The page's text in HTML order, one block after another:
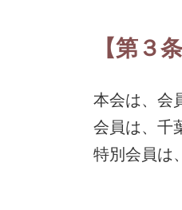
【第３
本会は、会
会員は、千
特別会員は